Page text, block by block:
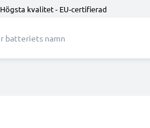
Högsta kvalitet - EU-certifierad